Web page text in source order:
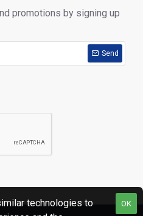
promotions by signing up
Send
OK
technologies to